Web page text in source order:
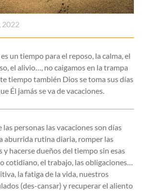
2022
un tiempo para el reposo, la calma, el
el alivio…, no caigamos en la trampa
tiempo también Dios se toma sus días
Él jamás se va de vacaciones.
las personas las vacaciones son días
aburrida rutina diaria, romper las
y hacerse dueños del tiempo sin esas
cotidiano, el trabajo, las obligaciones…
la fatiga de la vida, nuestros
(des-cansar) y recuperar el aliento